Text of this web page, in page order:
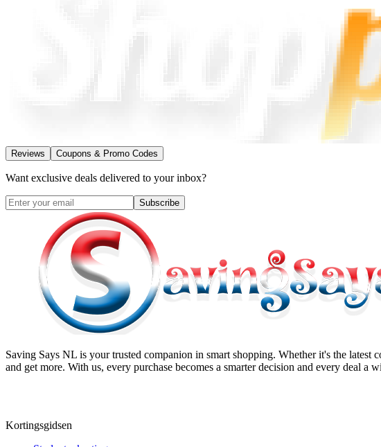
Reviews Coupons & Promo Codes
Want exclusive deals delivered to your inbox?
Subscribe
Saving Says NL is your trusted companion in smart shopping. Whether it's the
and get more. With us, every purchase becomes a smarter decision and every deal a
Kortingsgidsen